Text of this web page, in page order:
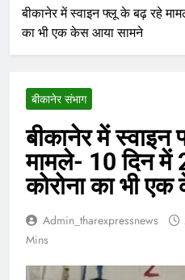
बीकानेर में स्वाइन फ्लू के बढ़ रहे
का भी एक केस आया सामने
बीकानेर संभाग
बीकानेर में
मामले- 10 दिन में
कोरोना का भी
Admin_tharexpressnews
Mins